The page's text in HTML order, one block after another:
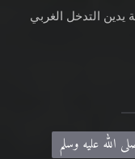
يدين التدخل الغربي
الله عليه وسلم